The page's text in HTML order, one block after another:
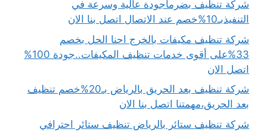
شركة تنظيف بضرماجودة عالية وسرعة في
التنفيذبـ10%خصم عند الاتصال اتصل بنا الان
شركة تنظيف مكيفات بالخرج احنا الحل بخصم
33%على أقوى خدمات تنظيف المكيفات..جودة 100%
اتصل الان
شركة تنظيف بعد الحريق بالرياض بـ20%خصم تنظيف
بعد الحريق،مهمتنا اتصل بنا الان
شركة تنظيف ستائر بالرياض تنظيف ستائر احترافي